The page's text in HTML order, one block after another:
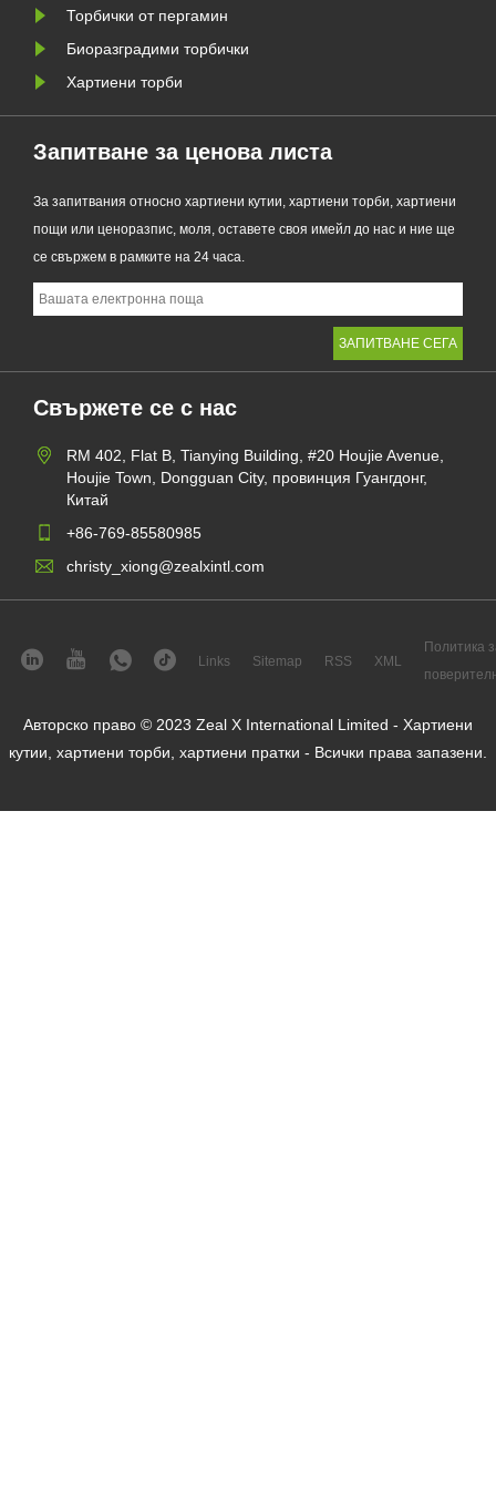
Торбички от пергамин
Биоразградими торбички
Хартиени торби
Запитване за ценова листа
За запитвания относно хартиени кутии, хартиени торби, хартиени
пощи или ценоразпис, моля, оставете своя имейл до нас и ние ще
се свържем в рамките на 24 часа.
Свържете се с нас
RM 402, Flat B, Tianying Building, #20 Houjie Avenue,
Houjie Town, Dongguan City, провинция Гуангдонг,
Китай
+86-769-85580985
christy_xiong@zealxintl.com
Links Sitemap RSS XML
Политика
Авторско право © 2023 Zeal X International Limited - Хартиени
кутии, хартиени торби, хартиени пратки - Всички права запазени.